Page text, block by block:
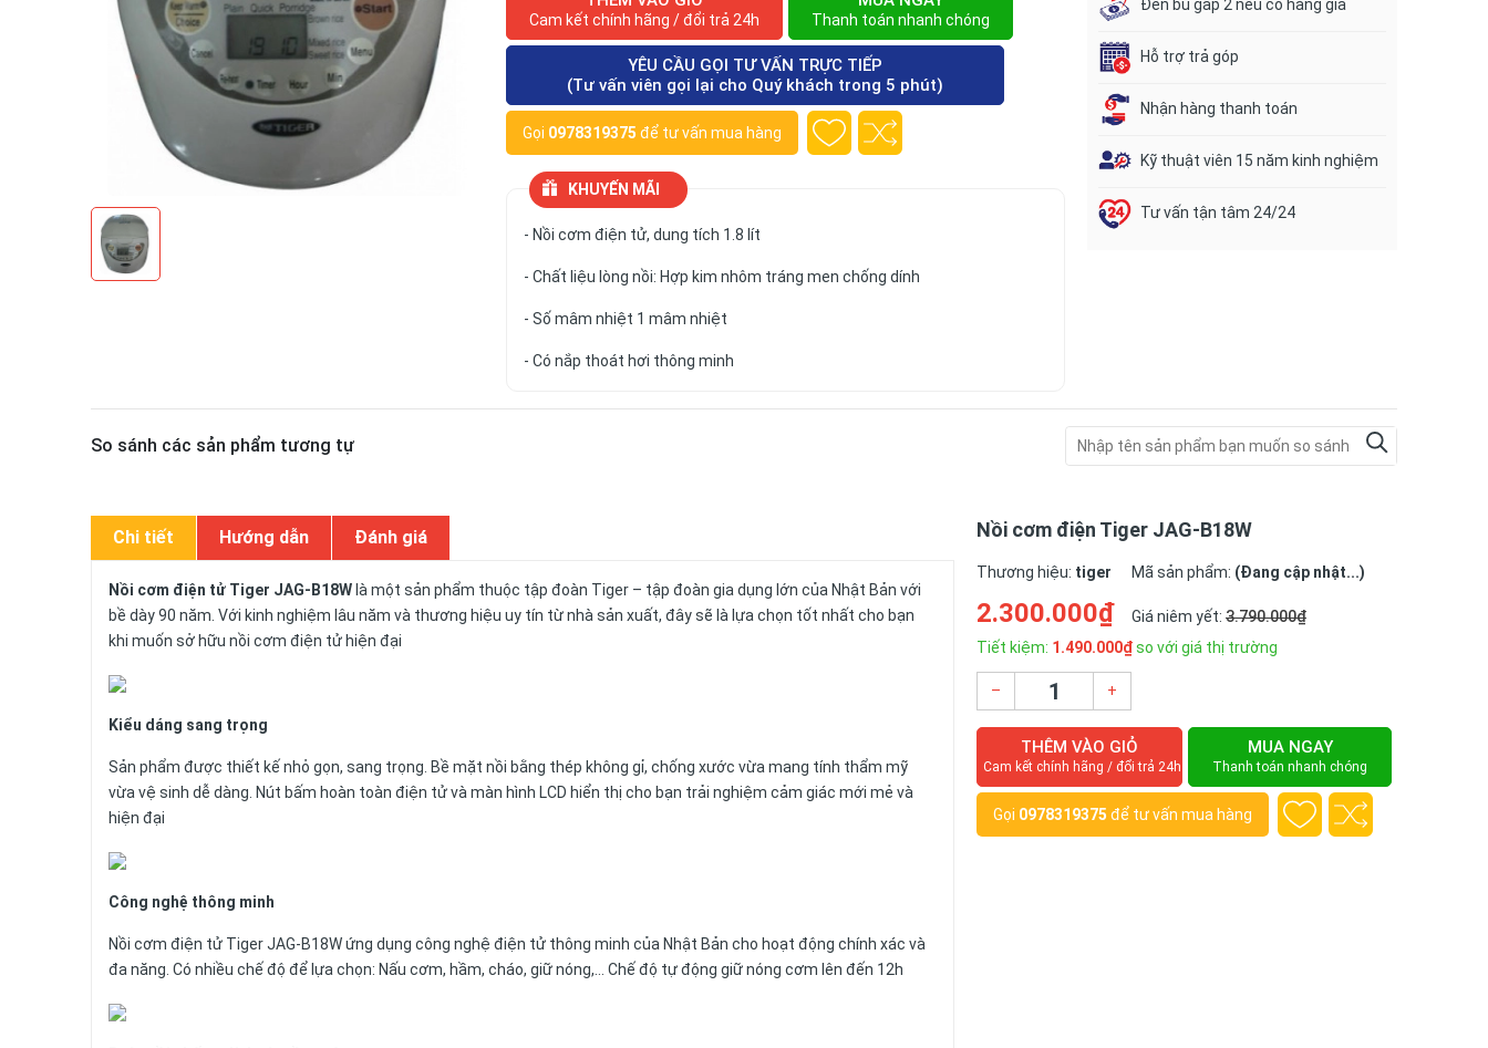
Cam kết chính hãng / đổi trả 24h Thanh toán nhanh chóng
YÊU CẦU GỌI TƯ VẤN TRỰC TIẾP
(Tư vấn viên gọi lại cho Quý khách trong 5 phút)
Gọi 0978319375 để tư vấn mua hàng
KHUYẾN MÃI
- Nồi cơm điện tử, dung tích 1.8 lít
- Chất liệu lòng nồi: Hợp kim nhôm tráng men chống dính
- Số mâm nhiệt 1 mâm nhiệt
- Có nắp thoát hơi thông minh
Đền bù gấp 2 nếu có hàng giả
Hỗ trợ trả góp
Nhận hàng thanh toán
Kỹ thuật viên 15 năm kinh nghiệm
Tư vấn tận tâm 24/24
So sánh các sản phẩm tương tự
Chi tiết Hướng dẫn Đánh giá
Nồi cơm điện tử Tiger JAG-B18W là một sản phẩm thuộc tập đoàn Tiger – tập đoàn gia dụng lớn của Nhật Bản với
bề dày 90 năm. Với kinh nghiệm lâu năm và thương hiệu uy tín từ nhà sản xuất, đây sẽ là lựa chọn tốt nhất cho bạn
khi muốn sở hữu nồi cơm điện tử hiện đại
Kiểu dáng sang trọng
Sản phẩm được thiết kế nhỏ gọn, sang trọng. Bề mặt nồi bằng thép không gỉ, chống xước vừa mang tính thẩm mỹ
vừa vệ sinh dễ dàng. Nút bấm hoàn toàn điện tử và màn hình LCD hiển thị cho bạn trải nghiệm cảm giác mới mẻ và
hiện đại
Công nghệ thông minh
Nồi cơm điện tử Tiger JAG-B18W ứng dụng công nghệ điện tử thông minh của Nhật Bản cho hoạt động chính xác và
đa năng. Có nhiều chế độ để lựa chọn: Nấu cơm, hầm, cháo, giữ nóng,… Chế độ tự động giữ nóng cơm lên đến 12h
Nồi cơm điện Tiger JAG-B18W
Thương hiệu: tiger Mã sản phẩm: (Đang cập nhật...)
2.300.000₫ Giá niêm yết: 3.790.000₫
Tiết kiệm: 1.490.000₫so với giá thị trường
– +
THÊM VÀO GIỎ
Cam kết chính hãng / đổi trả 24h
MUA NGAY
Thanh toán nhanh chóng
Gọi 0978319375 để tư vấn mua hàng